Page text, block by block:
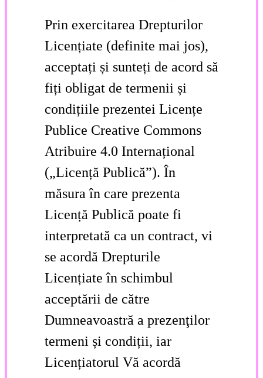
Prin exercitarea Drepturilor
Licențiate (definite mai jos),
acceptați și sunteți de acord să
fiți obligat de termenii și
condițiile prezentei Licențe
Publice Creative Commons
Atribuire 4.0 Internațional
(„Licență Publică”). În
măsura în care prezenta
Licență Publică poate fi
interpretată ca un contract, vi
se acordă Drepturile
Licențiate în schimbul
acceptării de către
Dumneavoastră a prezenţilor
termeni și condiții, iar
Licențiatorul Vă acordă